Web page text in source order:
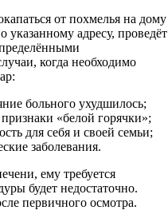
от похмелья на дому
указанному адресу, проведёт
когда необходимо
больного ухудшилось;
«белой горячки»;
для себя и своей семьи;
заболевания.
ему требуется
будет недостаточно.
первичного осмотра.